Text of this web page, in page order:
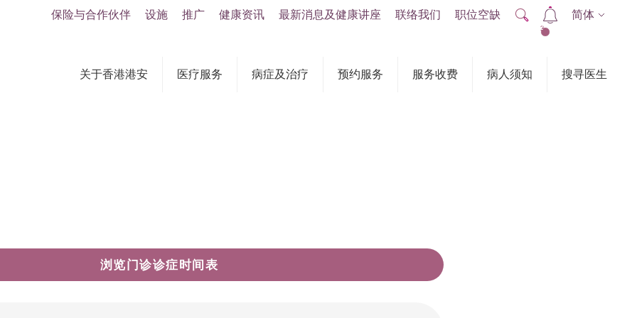
关于香港港安 医疗服务 病症及治疗 预约服务 服务收费 病人须知 搜寻医生
保险与合作伙伴 设施 推广 健康资讯 最新消息及健康讲座 联络我们 职位空缺
2
简体
浏览门诊诊症时间表